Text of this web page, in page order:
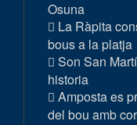
Osuna
La Ràpita
bous a la platja
Son San
historia
Amposta es
del bou amb